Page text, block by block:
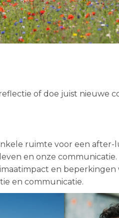
of doe juist nieuwe
ruimte voor een
en onze
en
en communicatie.